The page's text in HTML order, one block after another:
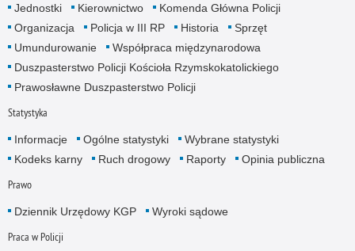
Jednostki Kierownictwo
Komenda Główna Policji
Organizacja
Policja w III RP Historia
Sprzęt
Umundurowanie
Współpraca międzynarodowa
Duszpasterstwo Policji Kościoła Rzymskokatolickiego
Prawosławne Duszpasterstwo Policji
Statystyka
Informacje Ogólne statystyki
Wybrane statystyki
Kodeks karny
Ruch drogowy Raporty Opinia publiczna
Prawo
Dziennik Urzędowy KGP Wyroki sądowe
Praca w Policji